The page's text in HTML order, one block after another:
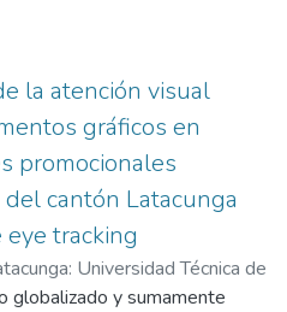
la calidad y el cuidado
el fin de alcanzar niveles
y
estas razones se ha
un análisis de las
9000 y 14000 en las
de la cuidad de
normas ISO...
la atención visual
gráficos en
promocionales
cantón Latacunga
tracking
Universidad Técnica de
2026-01-24)Chiquito
globalizado y sumamente